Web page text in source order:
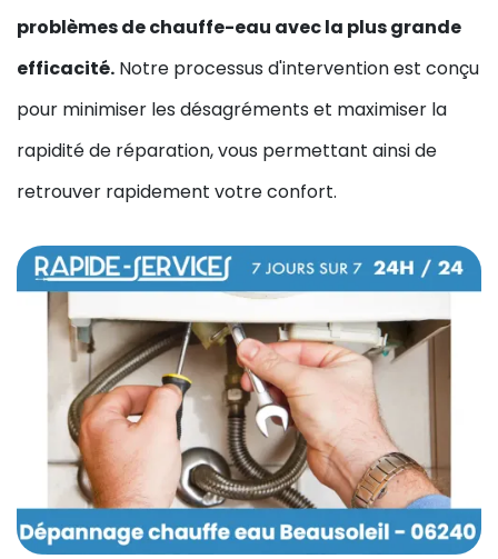
problèmes de chauffe-eau avec la plus grande
efficacité. Notre processus d'intervention est conçu
pour minimiser les désagréments et maximiser la
rapidité de réparation, vous permettant ainsi de
retrouver rapidement votre confort.